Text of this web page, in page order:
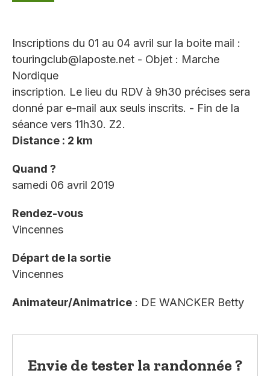
Inscriptions du 01 au 04 avril sur la boite mail :
touringclub@laposte.net - Objet : Marche
Nordique
inscription. Le lieu du RDV à 9h30 précises sera
donné par e-mail aux seuls inscrits. - Fin de la
séance vers 11h30. Z2.
Distance : 2 km
Quand ?
samedi 06 avril 2019
Rendez-vous
Vincennes
Départ de la sortie
Vincennes
Animateur/Animatrice : DE WANCKER Betty
Envie de tester la randonnée ?